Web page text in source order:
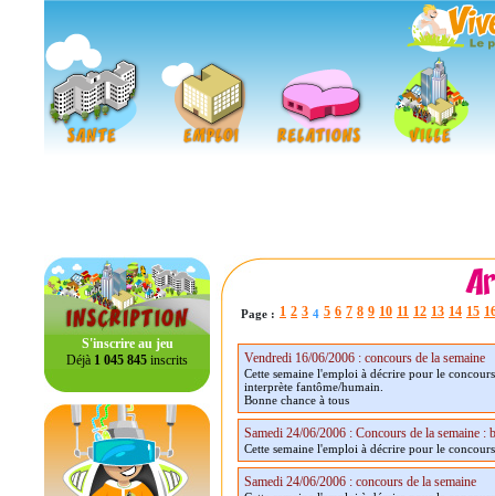
S'inscrire au jeu
Déjà 1 045 845 inscrits
Page : 1 2 3 4 5 6 7 8 9 10 11 12 13 14 15
Vendredi 16/06/2006 : concours de la semaine
Cette semaine l'emploi à décrire pour le
interprète fantôme/humain.
Bonne chance à tous
Samedi 24/06/2006 : Concours de la semaine :
Cette semaine l'emploi à décrire pour le
Samedi 24/06/2006 : concours de la semaine